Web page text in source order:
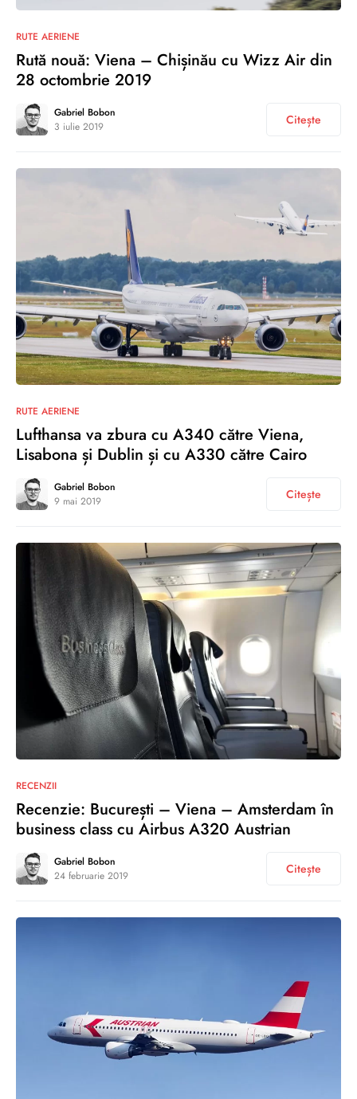
RUTE AERIENE
Rută nouă: Viena – Chișinău cu Wizz Air din
28 octombrie 2019
Gabriel Bobon
3 iulie 2019
Citește
RUTE AERIENE
Lufthansa va zbura cu A340 către Viena,
Lisabona și Dublin și cu A330 către Cairo
Gabriel Bobon
9 mai 2019
Citește
RECENZII
Recenzie: București – Viena – Amsterdam în
business class cu Airbus A320 Austrian
Gabriel Bobon
24 februarie 2019
Citește